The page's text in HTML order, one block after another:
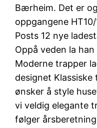
Bærheim. Det er
oppgangene
Posts 12 nye
Oppå veden la
Moderne trapper
designet
ønsker å style
vi veldig elegante
følger